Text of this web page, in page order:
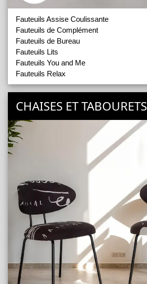
Fauteuils Assise Coulissante
Fauteuils de Complément
Fauteuils de Bureau
Fauteuils Lits
Fauteuils You and Me
Fauteuils Relax
CHAISES ET TABOURETS